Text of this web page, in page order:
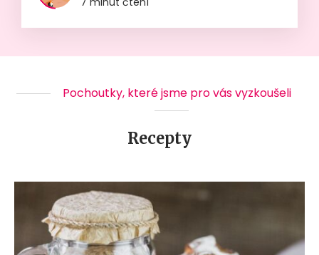
Pochoutky, které jsme pro vás vyzkoušeli
Recepty